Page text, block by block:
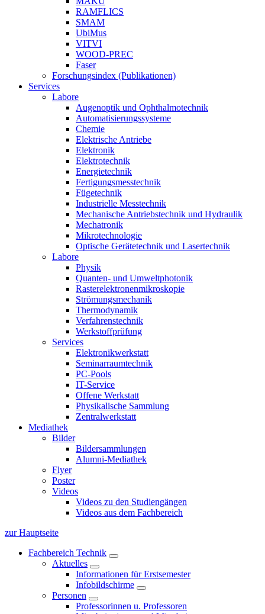
RAMFLICS
SMAM
UbiMus
VITVI
WOOD-PREC
Faser
Forschungsindex (Publikationen)
Services
Labore
Augenoptik und Ophthalmotechnik
Automatisierungssysteme
Chemie
Elektrische Antriebe
Elektronik
Elektrotechnik
Energietechnik
Fertigungsmesstechnik
Fügetechnik
Industrielle Messtechnik
Mechanische Antriebstechnik und Hydraulik
Mechatronik
Mikrotechnologie
Optische Gerätetechnik und Lasertechnik
Labore
Physik
Quanten- und Umweltphotonik
Rasterelektronenmikroskopie
Strömungsmechanik
Thermodynamik
Verfahrenstechnik
Werkstoffprüfung
Services
Elektronikwerkstatt
Seminarraumtechnik
PC-Pools
IT-Service
Offene Werkstatt
Physikalische Sammlung
Zentralwerkstatt
Mediathek
Bilder
Bildersammlungen
Alumni-Mediathek
Flyer
Poster
Videos
Videos zu den Studiengängen
Videos aus dem Fachbereich
zur Hauptseite
Fachbereich Technik
Aktuelles
Informationen für Erstsemester
Infobildschirme
Personen
Professorinnen u. Professoren